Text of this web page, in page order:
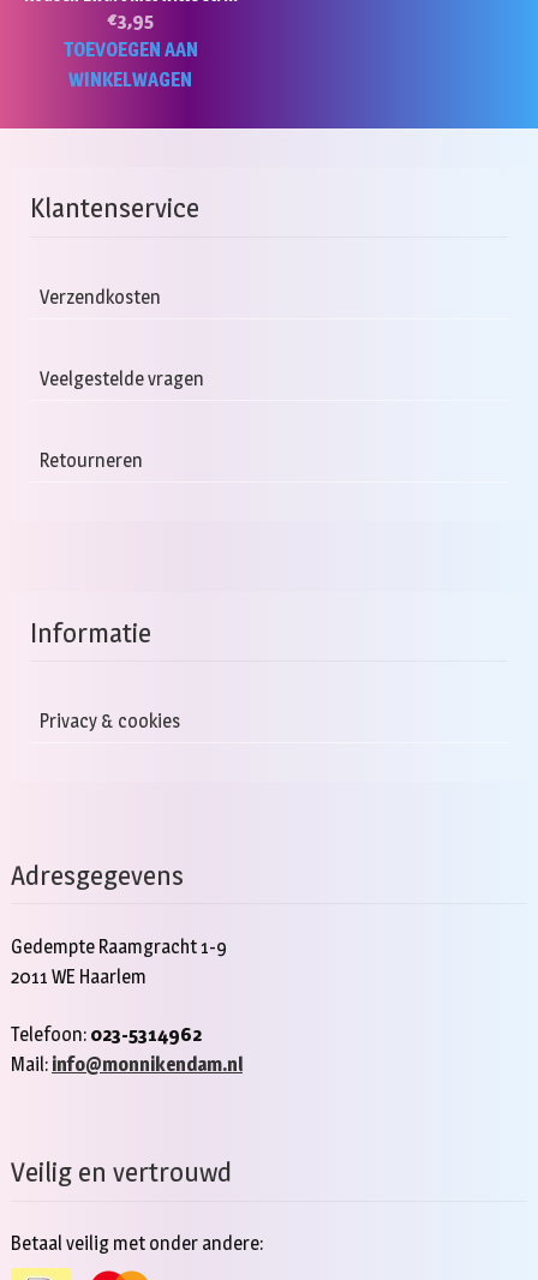
€3,95
TOEVOEGEN AAN
WINKELWAGEN
Klantenservice
Verzendkosten
Veelgestelde vragen
Retourneren
Informatie
Privacy & cookies
Adresgegevens
Gedempte Raamgracht 1-9
2011 WE Haarlem
Telefoon: 023-5314962
Mail: info@monnikendam.nl
Veilig en vertrouwd
Betaal veilig met onder andere: